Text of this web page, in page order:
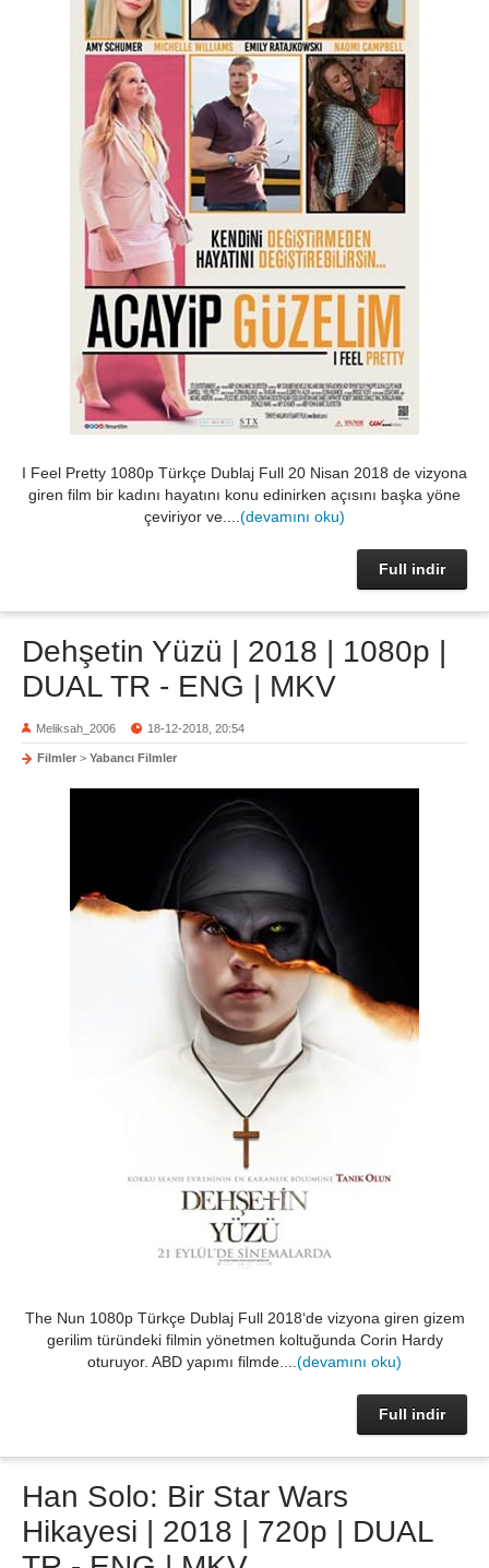
I Feel Pretty 1080p Türkçe Dublaj Full 20 Nisan 2018 de vizyona
giren film bir kadını hayatını konu edinirken açısını başka yöne
çeviriyor ve.... (devamını oku)
Full indir
Dehşetin Yüzü | 2018 | 1080p |
DUAL TR - ENG | MKV
Meliksah_2006 18-12-2018, 20:54
Filmler > Yabancı Filmler
The Nun 1080p Türkçe Dublaj Full 2018‘de vizyona giren gizem
gerilim türündeki filmin yönetmen koltuğunda Corin Hardy
oturuyor. ABD yapımı filmde.... (devamını oku)
Full indir
Han Solo: Bir Star Wars
Hikayesi | 2018 | 720p | DUAL